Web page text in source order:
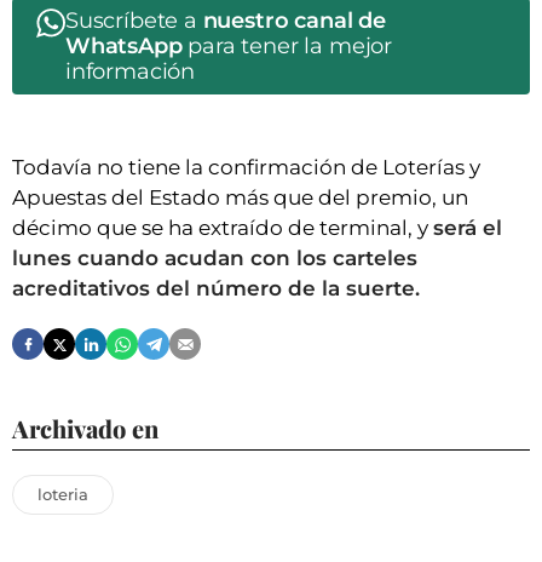
Suscríbete a nuestro canal de
WhatsApppara tener la mejor
información
Todavía no tiene la confirmación de Loterías y
Apuestas del Estado más que del premio, un
décimo que se ha extraído de terminal, y será el
lunes cuando acudan con los carteles
acreditativos del número de la suerte.
Archivado en
loteria